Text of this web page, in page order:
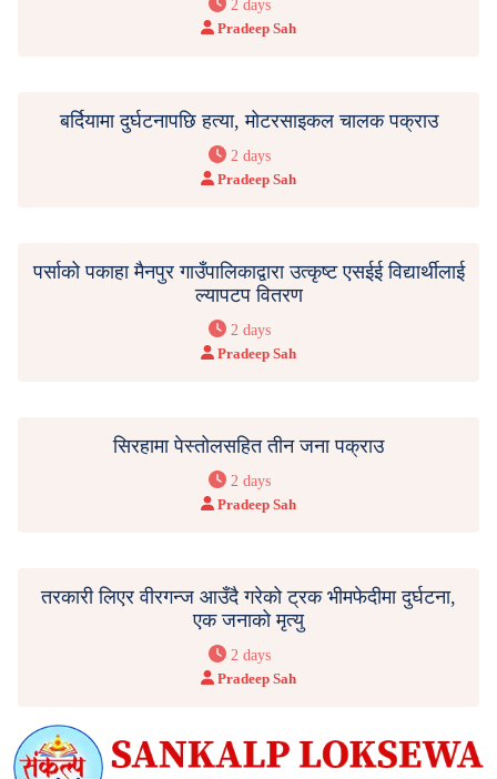
2 days
Pradeep Sah
बर्दियामा दुर्घटनापछि हत्या, मोटरसाइकल चालक पक्राउ
2 days
Pradeep Sah
पर्साको पकाहा मैनपुर गाउँपालिकाद्वारा उत्कृष्ट एसईई विद्यार्थीलाई
ल्यापटप वितरण
2 days
Pradeep Sah
सिरहामा पेस्तोलसहित तीन जना पक्राउ
2 days
Pradeep Sah
तरकारी लिएर वीरगन्ज आउँदै गरेको ट्रक भीमफेदीमा दुर्घटना,
एक जनाको मृत्यु
2 days
Pradeep Sah